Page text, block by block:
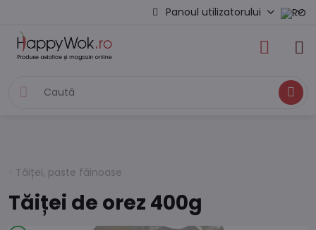
Panoul utilizatorului
Caută
Tăiței, paste făinoase
Tăiței de orez 400g